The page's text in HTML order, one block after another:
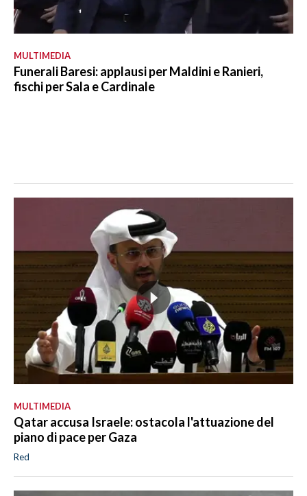
MULTIMEDIA
Funerali Baresi: applausi per Maldini e Ranieri,
fischi per Sala e Cardinale
MULTIMEDIA
Qatar accusa Israele: ostacola l'attuazione del
piano di pace per Gaza
Red